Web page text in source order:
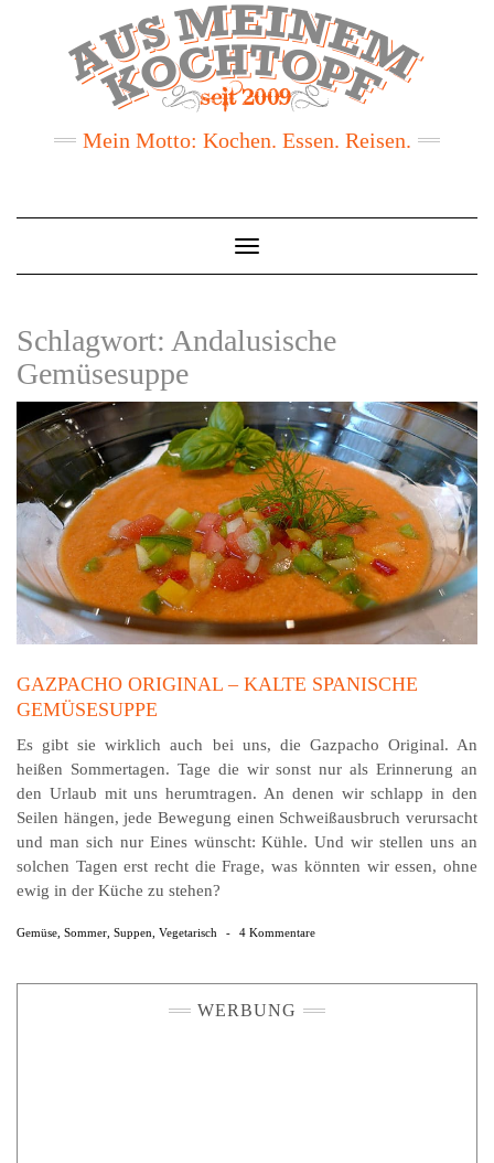
Mein Motto: Kochen. Essen. Reisen.
Toggle
Navigation
Schlagwort: Andalusische
Gemüsesuppe
GAZPACHO ORIGINAL – KALTE SPANISCHE
GEMÜSESUPPE
Es gibt sie wirklich auch bei uns, die Gazpacho Original. An
heißen Sommertagen. Tage die wir sonst nur als Erinnerung an
den Urlaub mit uns herumtragen. An denen wir schlapp in den
Seilen hängen, jede Bewegung einen Schweißausbruch verursacht
und man sich nur Eines wünscht: Kühle. Und wir stellen uns an
solchen Tagen erst recht die Frage, was könnten wir essen, ohne
ewig in der Küche zu stehen?
Gemüse Sommer Suppen Vegetarisch - 4 Kommentare
WERBUNG